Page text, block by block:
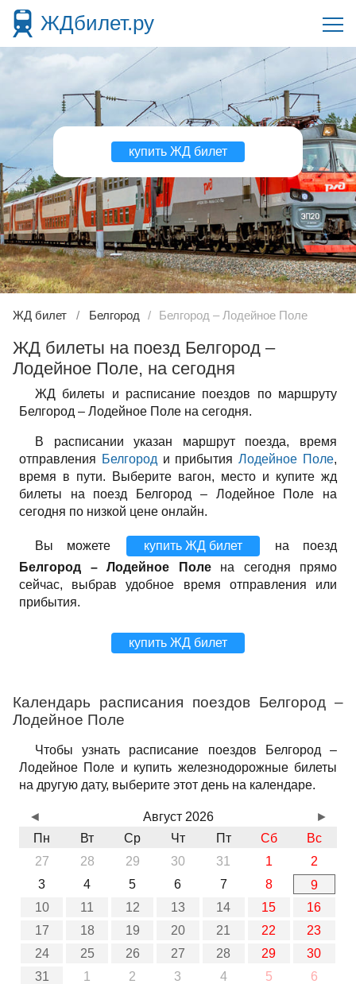
ЖДбилет.ру
купить ЖД билет
ЖД билет Белгород Белгород – Лодейное Поле
ЖД билеты на поезд Белгород –
Лодейное Поле, на сегодня
ЖД билеты и расписание поездов по маршруту
Белгород – Лодейное Поле на сегодня.
В расписании указан маршрут поезда, время
отправления Белгород и прибытияЛодейное Поле,
время в пути. Выберите вагон, место и купите жд
билеты на поезд Белгород – Лодейное Поле на
сегодня по низкой цене онлайн.
Вы можете купить ЖД билет
на поезд
Белгород – Лодейное Полена сегодня прямо
сейчас, выбрав удобное время отправления или
прибытия.
купить ЖД билет
Календарь расписания поездов Белгород –
Лодейное Поле
Чтобы узнать расписание поездов Белгород –
Лодейное Поле и купить железнодорожные билеты
на другую дату, выберите этот день на календаре.
Август 2026
Пн
Вт Ср Чт Пт Сб
Вс
27
28 29 30 31 1
2
3
4 5 6 7 8
9
10
11 12 13 14 15
16
17
18 19 20 21 22
23
24
25 26 27 28 29
30
31
1 2 3 4 5 6
◄ ►